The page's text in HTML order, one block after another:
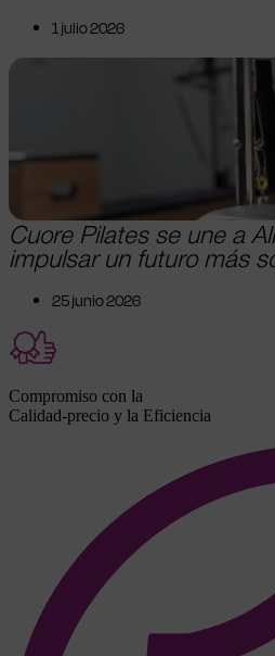
1 julio 2026
Cuore Pilates se une a
impulsar un futuro más
25 junio 2026
Compromiso con la
Calidad-precio y la Eficiencia